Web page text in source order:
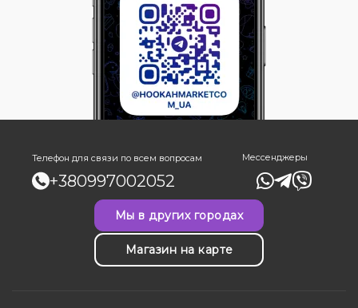
Телефон для связи по всем вопросам
+380997002052
Мессенджеры
Мы в других городах
Магазин на карте